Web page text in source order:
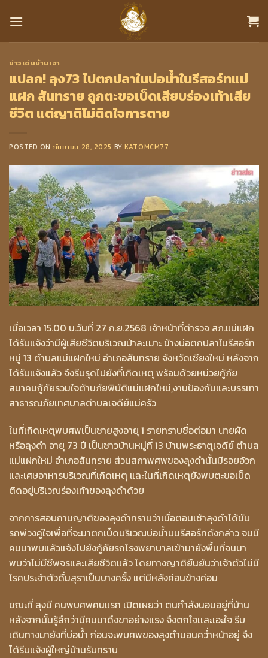
ข่าวเด่นบ้านเฮา
แปลก! ลุง73 ไปตกปลาในบ่อน้ำในรีสอร์ทแม่
แฝก สันทราย ถูกตะขอเบ็ดเสียบร่องเท้าเสีย
ชีวิต แต่ญาติไม่ติดใจการตาย
POSTED ON กันยายน 28, 2025 BY KATOMCM77
เมื่อเวลา 15.00 น.วันที่ 27 ก.ย.2568 เจ้าหน้าที่ตำรวจ สภ.แม่แฝก
ได้รับแจ้งว่ามีผู้เสียชีวิตบริเวณป่าละเมาะ ข้างบ่อตกปลาในรีสอร์ท
หมู่ 13 ตำบลแม่แฝกใหม่ อำเภอสันทราย จังหวัดเชียงใหม่ หลังจาก
ได้รับแจ้งแล้ว จึงรีบรุดไปยังที่เกิดเหตุ พร้อมด้วยหน่วยกู้ภัย
สมาคมกู้ภัยรวมใจต้านภัยพิบัติแม่แฝกใหม่,งานป้องกันและบรรเทา
สาธารณภัยเทศบาลตำบลเจดีย์แม่ครัว
ในที่เกิดเหตุพบศพเป็นชายสูงอายุ 1 รายทราบชื่อต่อมา นายผัด
หรือลุงดำ อายุ 73 ปี เป็นชาวบ้านหมู่ที่ 13 บ้านพระธาตุเจดีย์ ตำบล
แม่แฝกใหม่ อำเภอสันทราย ส่วนสภาพศพของลุงดำนั้นมีรอยอ้วก
และเศษอาหารบริเวณที่เกิดเหตุ และในที่เกิดเหตุยังพบตะขอเบ็ด
ติดอยู่บริเวณร่องเท้าของลุงดำด้วย
จากการสอบถามญาติของลุงดำทราบว่าเมื่อตอนเช้าลุงดำได้ขับ
รถพ่วงคู่ใจเพื่อที่จะมาตกเบ็ดบริเวณบ่อน้ำบนรีสอร์ทดังกล่าว จนมี
คนมาพบแล้วแจ้งไปยังกู้ภัยรถโรงพยาบาลเข้ามายังพื้นที่จนมา
พบว่าไม่มีชีพจรและเสียชีวิตแล้ว โดยทางญาติยืนยันว่าเจ้าตัวไม่มี
โรคประจำตัวดื่มสุราเป็นบางครั้ง แต่มีหลังค่อนข้างค่อม
ขณะที่ ลุงมี คนพบศพคนแรก เปิดเผยว่า ตนกำลังนอนอยู่ที่บ้าน
หลังจากนั้นรู้สึกว่ามีคนมาดึงขาอย่างแรง จึงตกใจเเละเอะใจ รีบ
เดินทางมายังที่บ่อน้ำ ก่อนจะพบศพของลุงดำนอนคว่ำหน้าอยู่ จึง
ได้รีบแจ้งผู้ใหญ่บ้านรับทราบ